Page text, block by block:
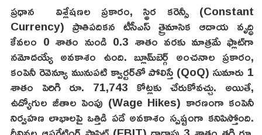
ప్రధాన విశ్లేషణల ప్రకారం, స్థిర కరెన్సీ (Constant
Currency) ప్రాతిపదికన టీసీఎస్ త్రైమాసిక ఆదాయ వృద్ధి
కేవలం 0 శాతం నుండి 0.3 శాతం వరకు మాత్రమే ఫ్లాట్‌గా
నమోదయ్యే అవకాశం ఉంది. బ్లూమ్‌బెర్గ్ అంచనాల ప్రకారం,
కంపెనీ రెవెన్యూ మునుపటి క్వార్టర్‌తో పోలిస్తే (QoQ) సుమారు 1
శాతం పెరిగి రూ. 71,743 కోట్లకు చేరుకోవచ్చు. అయితే,
ఉద్యోగుల జీతాల పెంపు (Wage Hikes) కారణంగా కంపెనీ
నిర్వహణ లాభాలపై ఒత్తిడి పడే అవకాశం స్పష్టంగా కనిపిస్తోంది.